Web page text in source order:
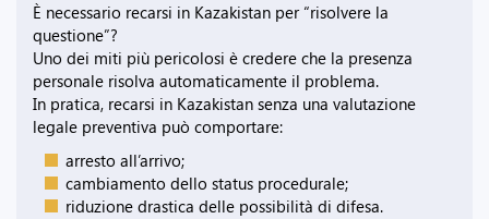
È necessario recarsi in Kazakistan per “risolvere la
questione”?
Uno dei miti più pericolosi è credere che la presenza
personale risolva automaticamente il problema.
In pratica, recarsi in Kazakistan senza una valutazione
legale preventiva può comportare:
arresto all’arrivo;
cambiamento dello status procedurale;
riduzione drastica delle possibilità di difesa.